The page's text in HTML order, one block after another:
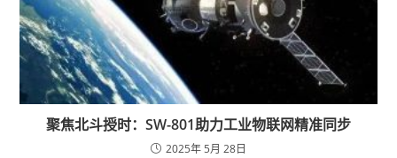
聚焦北斗授时：SW-801助力工业物联网精准同步
2025年 5月 28日